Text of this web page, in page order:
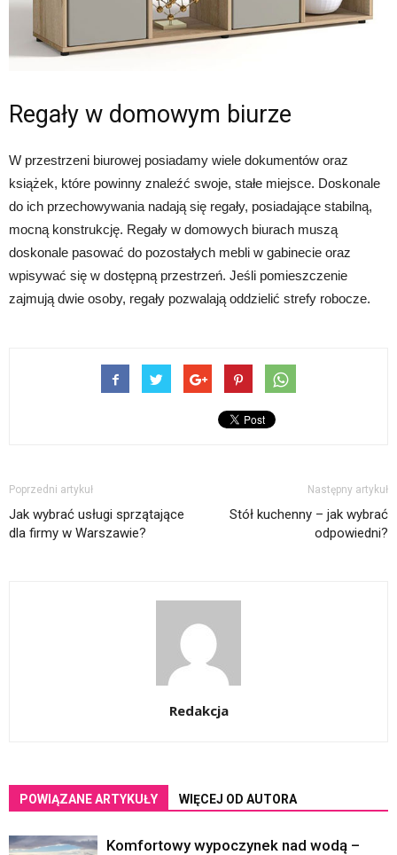
Regały w domowym biurze
W przestrzeni biurowej posiadamy wiele dokumentów oraz
książek, które powinny znaleźć swoje, stałe miejsce. Doskonale
do ich przechowywania nadają się regały, posiadające stabilną,
mocną konstrukcję. Regały w domowych biurach muszą
doskonale pasować do pozostałych mebli w gabinecie oraz
wpisywać się w dostępną przestrzeń. Jeśli pomieszczenie
zajmują dwie osoby, regały pozwalają oddzielić strefy robocze.
Poprzedni artykuł
Jak wybrać usługi sprzątające
dla firmy w Warszawie?
Następny artykuł
Stół kuchenny – jak wybrać
odpowiedni?
Redakcja
POWIĄZANE ARTYKUŁY WIĘCEJ OD AUTORA
Komfortowy wypoczynek nad wodą –